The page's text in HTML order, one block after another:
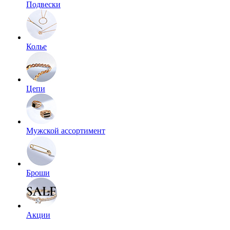
Подвески
Колье
Цепи
Мужской ассортимент
Броши
Акции